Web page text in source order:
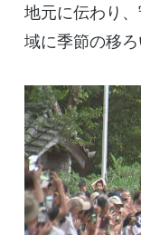
地元に伝わり
域に季節の移ろ